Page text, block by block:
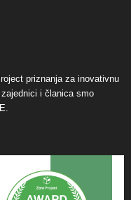
priznanja za inovativnu
i članica smo